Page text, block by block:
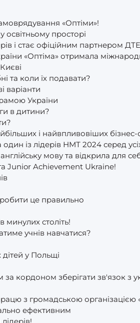
«Оптіми»!
освітньому просторі
і стає офіційним партнером
«Оптіма» отримала
та коли їх подавати?
варіанти
України
в дитини?
і найвпливовіших бізнес-
із лідерів НМТ 2024 серед
мову та відкрила для
Junior Achievement Ukraine!
це правильно
століть!
учнів навчатися?
у Польщі
кордоном зберігати зв'язок з
з громадською
ефективним